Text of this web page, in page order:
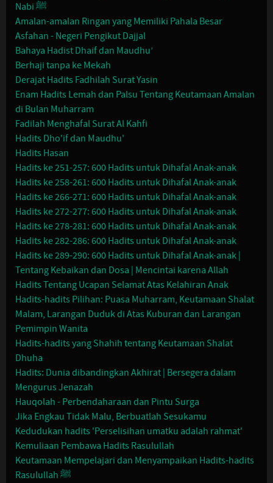
Nabi ﷺ
Amalan-amalan Ringan yang Memiliki Pahala Besar
Asfahan - Negeri Pengikut Dajjal
Bahaya Hadist Dhaif dan Maudhu’
Berhaji tanpa ke Mekah
Derajat Hadits Fadhilah Surat Yasin
Enam Hadits Lemah dan Palsu Tentang Keutamaan Amalan
di Bulan Muharram
Fadilah Menghafal Surat Al Kahfi
Hadits Dho'if dan Maudhu'
Hadits Hasan
Hadits ke 251-257: 600 Hadits untuk Dihafal Anak-anak
Hadits ke 258-261: 600 Hadits untuk Dihafal Anak-anak
Hadits ke 266-271: 600 Hadits untuk Dihafal Anak-anak
Hadits ke 272-277: 600 Hadits untuk Dihafal Anak-anak
Hadits ke 278-281: 600 Hadits untuk Dihafal Anak-anak
Hadits ke 282-286: 600 Hadits untuk Dihafal Anak-anak
Hadits ke 289-290: 600 Hadits untuk Dihafal Anak-anak |
Tentang Kebaikan dan Dosa | Mencintai karena Allah
Hadits Tentang Ucapan Selamat Atas Kelahiran Anak
Hadits-hadits Pilihan: Puasa Muharram, Keutamaan Shalat
Malam, Larangan Duduk di Atas Kuburan dan Larangan
Pemimpin Wanita
Hadits-hadits yang Shahih tentang Keutamaan Shalat
Dhuha
Hadits: Dunia dibandingkan Akhirat | Bersegera dalam
Mengurus Jenazah
Hauqolah - Perbendaharaan dan Pintu Surga
Jika Engkau Tidak Malu, Berbuatlah Sesukamu
Kedudukan hadits 'Perselisihan umatku adalah rahmat'
Kemuliaan Pembawa Hadits Rasulullah
Keutamaan Mempelajari dan Menyampaikan Hadits-hadits
Rasulullah ﷺ